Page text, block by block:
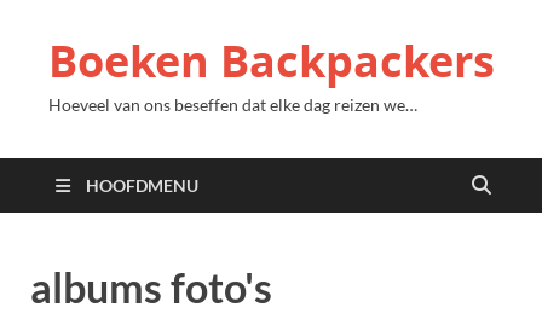
Boeken Backpackers
Hoeveel van ons beseffen dat elke dag reizen we…
HOOFDMENU
albums foto's